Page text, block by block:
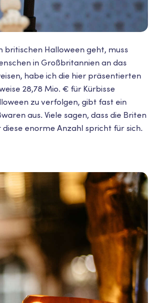
britischen Halloween geht, muss
in Großbritannien an das
habe ich die hier präsentierten
28,78 Mio. € für Kürbisse
zu verfolgen, gibt fast ein
aus. Viele sagen, dass die Briten
enorme Anzahl spricht für sich.